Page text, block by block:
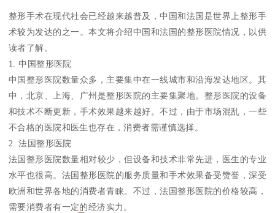
整形手术在现代社会已经越来越普及，中国和法国是世界上整形手
术较为发达的之一。本文将介绍中国和法国的整形医院情况，以供
读者了解。
1. 中国整形医院
中国整形医院数量众多，主要集中在一线城市和沿海发达地区。其
中，北京、上海、广州是整形医院的主要集聚地。整形医院的设备
和技术不断更新，手术效果越来越好。不过，由于市场混乱，一些
不合格的医院和医生也存在，消费者需谨慎选择。
2. 法国整形医院
法国整形医院数量相对较少，但设备和技术非常先进，医生的专业
水平也很高。法国整形医院的服务质量和手术效果备受赞誉，深受
欧洲和世界各地的消费者青睐。不过，法国整形医院的价格较高，
需要消费者有一定的经济实力。